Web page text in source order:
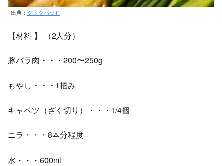
出典： クックパッド
【材料 】 （2人分）
豚バラ肉・・・200〜250g
もやし・・・1掴み
キャベツ（ざく切り）・・・1/4個
ニラ・・・8本分程度
水・・・600ml